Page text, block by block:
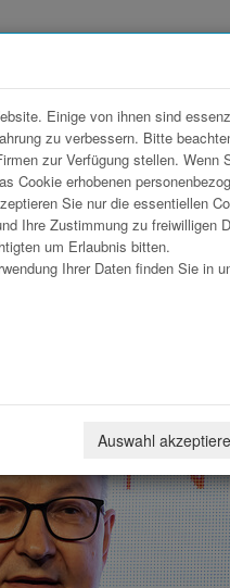
Download
Einige von ihnen sind
zu verbessern. Bitte
zur Verfügung stellen. Wenn
Cookie erhobenen
Sie nur die essentiellen
Ihre Zustimmung zu freiwilligen
um Erlaubnis bitten.
Ihrer Daten finden Sie in
Auswahl